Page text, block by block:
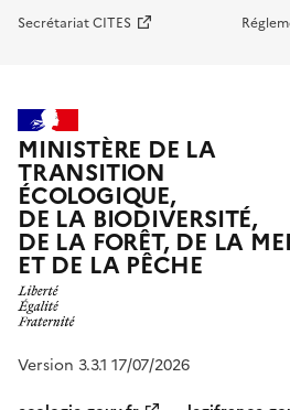
Secrétariat CITES
MINISTÈRE DE LA
TRANSITION
ÉCOLOGIQUE,
DE LA BIODIVERSITÉ,
DE LA FORÊT, DE LA
ET DE LA PÊCHE
Version 3.3.1 17/07/2026